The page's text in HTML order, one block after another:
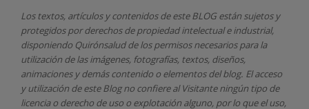
Los textos, artículos y contenidos de este BLOG están sujetos y
protegidos por derechos de propiedad intelectual e industrial,
disponiendo Quirónsaludde los permisos necesarios para la
utilización de las imágenes, fotografías, textos, diseños,
animaciones y demás contenido o elementos del blog. El acceso
y utilización de este Blog no confiere al Visitante ningún tipo de
licencia o derecho de uso o explotación alguno, por lo que el uso,